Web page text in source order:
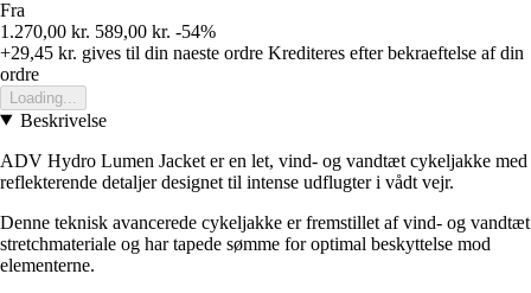
Fra
1.270,00 kr. 589,00 kr. -54%
+29,45 kr. gives til din naeste ordre Krediteres efter bekraeftelse af din
ordre
Loading...
Beskrivelse
ADV Hydro Lumen Jacket er en let, vind- og vandtæt cykeljakke med
reflekterende detaljer designet til intense udflugter i vådt vejr.
Denne teknisk avancerede cykeljakke er fremstillet af vind- og vandtæt
stretchmateriale og har tapede sømme for optimal beskyttelse mod
elementerne.